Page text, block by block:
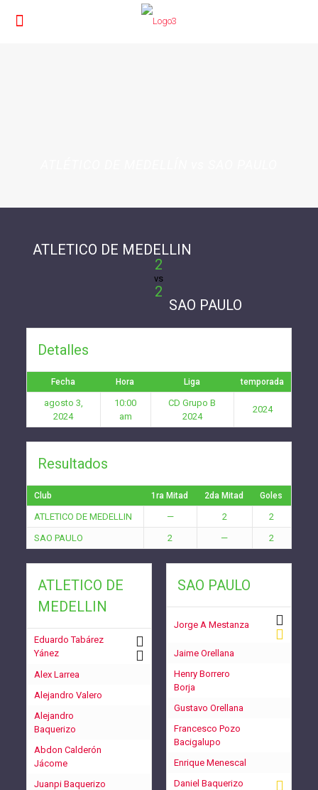
ATLETICO DE MEDELLIN
2
vs
2
SAO PAULO
Detalles
Fecha Hora Liga temporada
agosto 3,
2024
10:00
am
CD Grupo B
2024
2024
Resultados
Club 1ra Mitad 2da Mitad Goles
ATLETICO DE MEDELLIN — 2
2
SAO PAULO
2 — 2
ATLETICO DE
MEDELLIN
Eduardo Tabárez
Yánez
Alex Larrea
Alejandro Valero
Alejandro
Baquerizo
Abdon Calderón
Jácome
Juanpi Baquerizo
SAO PAULO
Jorge A Mestanza
Jaime Orellana
Henry Borrero
Borja
Gustavo Orellana
Francesco Pozo
Bacigalupo
Enrique Menescal
Daniel Baquerizo